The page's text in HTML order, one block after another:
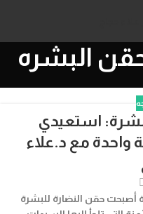
استعيدي
مع د.علاء
أصبحت حقن النضارة للبشرة​